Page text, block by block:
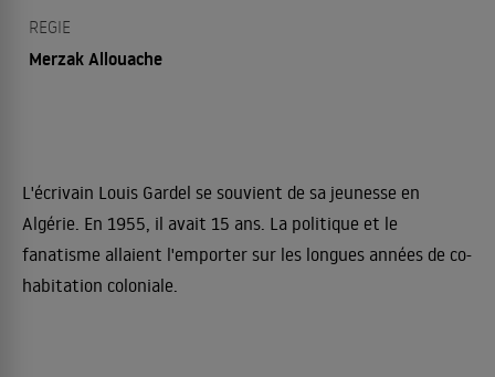
REGIE
Merzak Allouache
L'écrivain Louis Gardel se souvient de sa jeunesse en
Algérie. En 1955, il avait 15 ans. La politique et le
fanatisme allaient l'emporter sur les longues années de co-
habitation coloniale.